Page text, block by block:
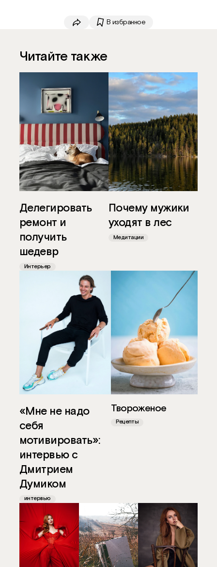
WhatsApp
Одноклассники
В избранное
Читайте также
Делегировать
ремонт и
получить
шедевр
Интерьер
Почему мужики
уходят в лес
Медитации
«Мне не надо
себя
мотивировать»:
интервью с
Дмитрием
Думиком
интервью
Твороженое
Рецепты